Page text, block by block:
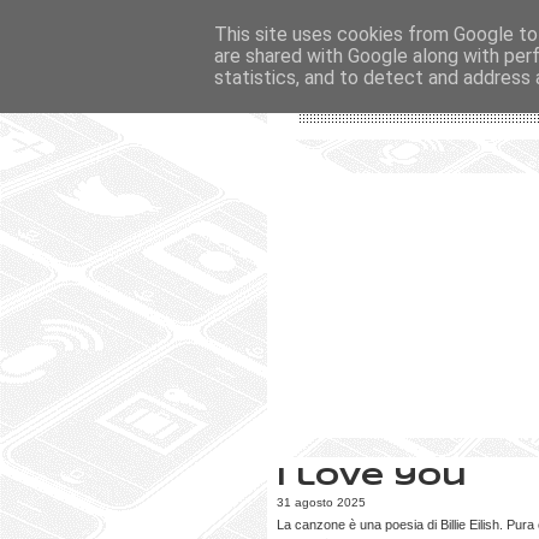
I love you
31 agosto 2025
La canzone è una poesia di Billie Eilish. Pura
This site uses cookies from Google
are shared with Google along with
statistics, and to detect and address